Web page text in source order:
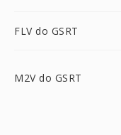
FLV do GSRT
M2V do GSRT